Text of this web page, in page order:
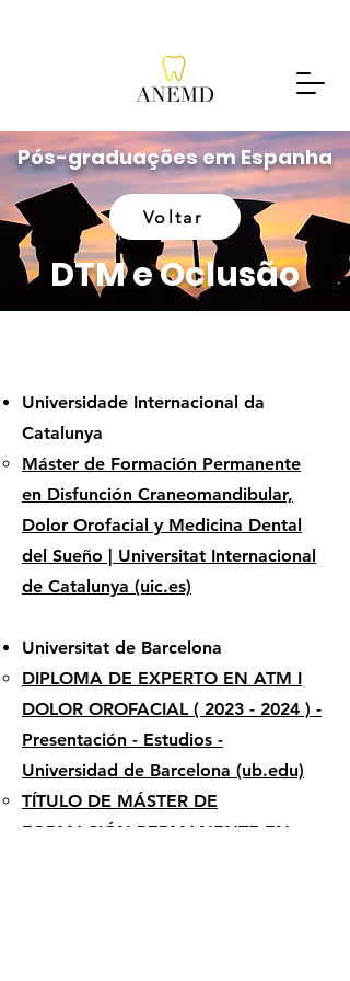
Pós-graduações em Espanha
Voltar
DTM e Oclusão
Universidade Internacional da
Catalunya
Máster de Formación Permanente
en Disfunción Craneomandibular,
Dolor Orofacial y Medicina Dental
del Sueño | Universitat Internacional
de Catalunya (uic.es)
Universitat de Barcelona
DIPLOMA DE EXPERTO EN ATM I
DOLOR OROFACIAL ( 2023 - 2024 ) -
Presentación - Estudios -
Universidad de Barcelona (ub.edu)
TÍTULO DE MÁSTER DE
FORMACIÓN PERMANENTE EN